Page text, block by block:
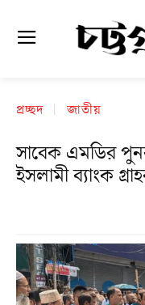
প্রচ্ছদ জাতীয়
সাবেক এমডির
ইসলামী ব্যাংক